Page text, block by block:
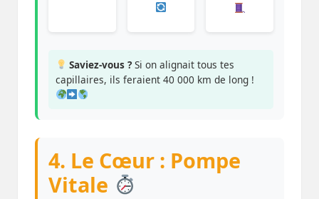
Saviez-vous ? Si on alignait tous tes
capillaires, ils feraient 40 000 km de long !
4. Le Cœur : Pompe
Vitale